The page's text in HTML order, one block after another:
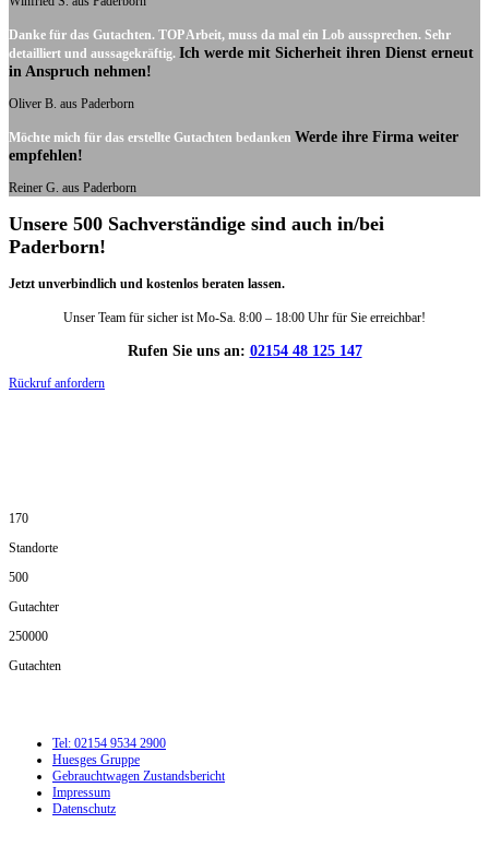
Danke für das Gutachten. TOP Arbeit, muss da mal ein Lob aussprechen. Sehr
detailliert und aussagekräftig. Ich werde mit Sicherheit ihren Dienst erneut
in Anspruch nehmen!
Oliver B. aus Paderborn
Möchte mich für das erstellte Gutachten bedanken Werde ihre Firma weiter
empfehlen!
Reiner G. aus Paderborn
Unsere 500 Sachverständige sind auch in/bei
Paderborn!
Jetzt unverbindlich und kostenlos beraten lassen.
Unser Team für sicher ist Mo-Sa. 8:00 – 18:00 Uhr für Sie erreichbar!
Rufen Sie uns an: 02154 48 125 147
Rückruf anfordern
170
Standorte
500
Gutachter
250000
Gutachten
Tel: 02154 9534 2900
Huesges Gruppe
Gebrauchtwagen Zustandsbericht
Impressum
Datenschutz